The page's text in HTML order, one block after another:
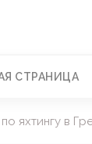
СТРАНИЦА
яхтингу в